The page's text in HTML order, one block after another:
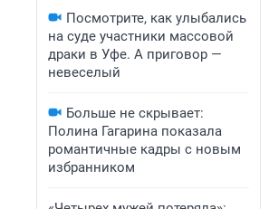
Посмотрите, как улыбались
на суде участники массовой
драки в Уфе. А приговор —
невеселый
Больше не скрывает:
Полина Гагарина показала
романтичные кадры с новым
избранником